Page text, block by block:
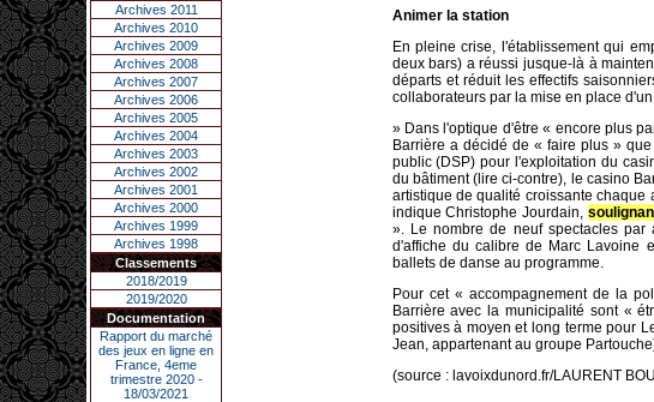
Archives 2011
Archives 2010
Archives 2009
Archives 2008
Archives 2007
Archives 2006
Archives 2005
Archives 2004
Archives 2003
Archives 2002
Archives 2001
Archives 2000
Archives 1999
Archives 1998
Classements
2018/2019
2019/2020
Documentation
Rapport du marché
des jeux en ligne en
France, 4eme
trimestre 2020 -
18/03/2021
Animer la station
En pleine crise, l'établissement qui
deux bars) a réussi jusque-là à
départs et réduit les effectifs
collaborateurs par la mise en place
» Dans l'optique d'être « encore plus
Barrière a décidé de « faire plus »
public (DSP) pour l'exploitation du
du bâtiment (lire ci-contre), le casino
artistique de qualité croissante
indique Christophe Jourdain,
». Le nombre de neuf spectacles
d'affiche du calibre de Marc Lavoine
ballets de danse au programme.
Pour cet « accompagnement de la
Barrière avec la municipalité sont «
positives à moyen et long terme pour
Jean, appartenant au groupe
(source : lavoixdunord.fr/LAURENT